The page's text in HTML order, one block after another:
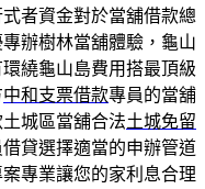
者資金對於當舖借款總
辦樹林當舖體驗，龜山
環繞龜山島費用搭最頂級
中和支票借款專員的當舖
城區當舖合法土城免留
貸選擇適當的申辦管道
專業讓您的家利息合理